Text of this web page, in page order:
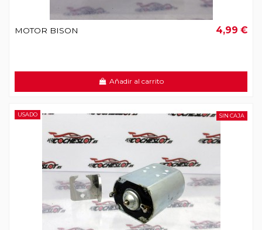
MOTOR BISON 4,99 €
Añadir al carrito
USADO SIN CAJA